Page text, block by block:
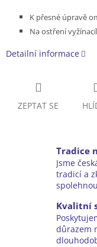
K přesné úpravě
Na ostření
Detailní informace
ZEPTAT SE
Tradice
Jsme
tradicí a
Kvalitní
důrazem